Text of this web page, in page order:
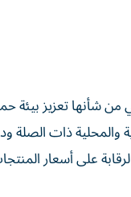
شأنها تعزيز بيئة
ذات الصلة
على أسعار